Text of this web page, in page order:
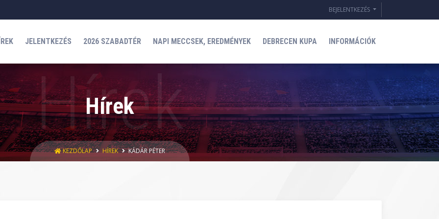
BEJELENTKEZÉS
JELENTKEZÉS 2026 SZABADTÉR NAPI MECCSEK, EREDMÉNYEK DEBRECEN KUPA INFORMÁCIÓK
Hírek
KEZDŐLAP HÍREK KÁDÁR PÉTER